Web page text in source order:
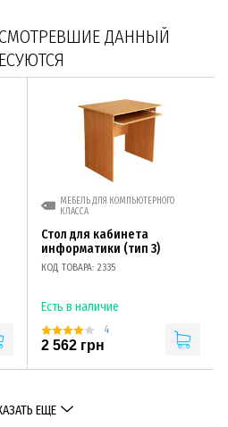
ДАННЫЙ
МЕБЕЛЬ ДЛЯ КОМПЬЮТЕРНОГО
КЛАССА
Стол для кабинета
информатики (тип 3)
КОД ТОВАРА: 2335
Есть в наличие
4
2 562 грн
ЕЩЕ